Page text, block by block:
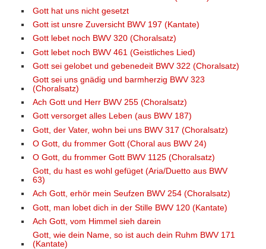
Gott hat uns nicht gesetzt
Gott ist unsre Zuversicht BWV 197 (Kantate)
Gott lebet noch BWV 320 (Choralsatz)
Gott lebet noch BWV 461 (Geistliches Lied)
Gott sei gelobet und gebenedeit BWV 322 (Choralsatz)
Gott sei uns gnädig und barmherzig BWV 323
(Choralsatz)
Ach Gott und Herr BWV 255 (Choralsatz)
Gott versorget alles Leben (aus BWV 187)
Gott, der Vater, wohn bei uns BWV 317 (Choralsatz)
O Gott, du frommer Gott (Choral aus BWV 24)
O Gott, du frommer Gott BWV 1125 (Choralsatz)
Gott, du hast es wohl gefüget (Aria/Duetto aus BWV
63)
Ach Gott, erhör mein Seufzen BWV 254 (Choralsatz)
Gott, man lobet dich in der Stille BWV 120 (Kantate)
Ach Gott, vom Himmel sieh darein
Gott, wie dein Name, so ist auch dein Ruhm BWV 171
(Kantate)